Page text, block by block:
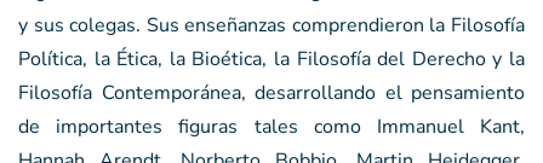
y sus colegas. Sus enseñanzas comprendieron la Filosofía
Política, la Ética, la Bioética, la Filosofía del Derecho y la
Filosofía Contemporánea, desarrollando el pensamiento
de importantes figuras tales como Immanuel Kant,